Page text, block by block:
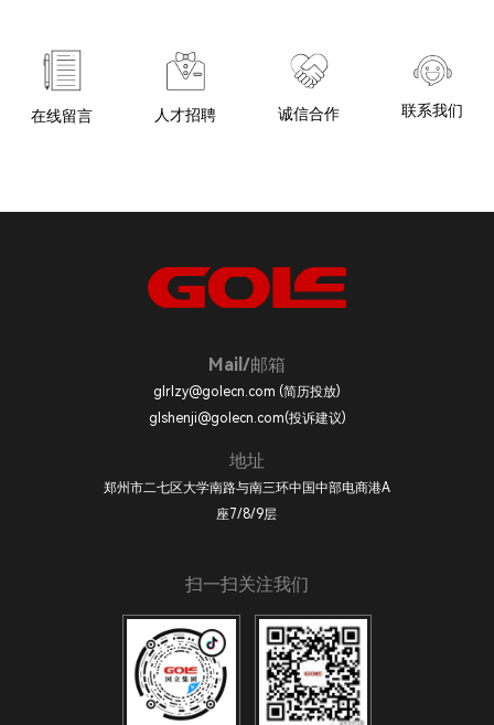
在线留言 人才招聘 诚信合作 联系我们
Mail/邮箱
glrlzy@golecn.com (简历投放)
glshenji@golecn.com(投诉建议)
地址
郑州市二七区大学南路与南三环中国中部电商港A
座7/8/9层
扫一扫关注我们